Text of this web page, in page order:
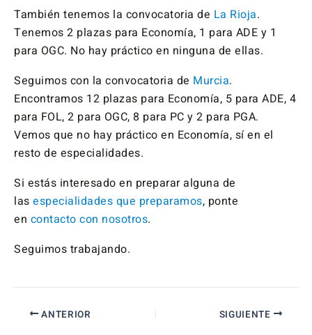
También tenemos la convocatoria de La Rioja.
Tenemos 2 plazas para Economía, 1 para ADE y 1
para OGC. No hay práctico en ninguna de ellas.
Seguimos con la convocatoria de Murcia.
Encontramos 12 plazas para Economía, 5 para ADE, 4
para FOL, 2 para OGC, 8 para PC y 2 para PGA.
Vemos que no hay práctico en Economía, sí en el
resto de especialidades.
Si estás interesado en preparar alguna de
las especialidades que preparamos, ponte
en contacto con nosotros.
Seguimos trabajando.
ANTERIOR SIGUIENTE